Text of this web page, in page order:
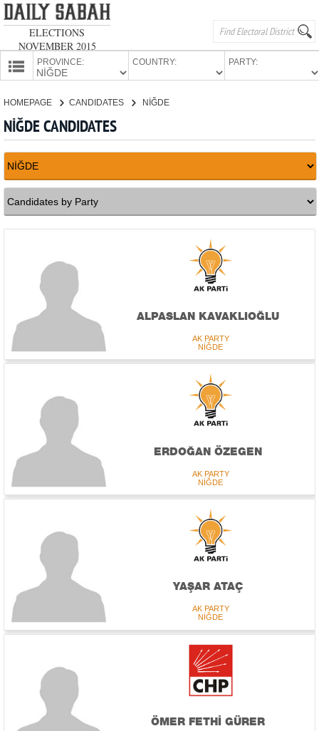
ELECTIONS
NOVEMBER 2015
PROVINCE: COUNTRY: PARTY:
CANDIDATES
HOMEPAGE CANDIDATES NİĞDE
NİĞDE CANDIDATES
ALPASLAN KAVAKLIOĞLU
AK PARTY
NİĞDE
ERDOĞAN ÖZEGEN
AK PARTY
NİĞDE
YAŞAR ATAÇ
AK PARTY
NİĞDE
ÖMER FETHİ GÜRER